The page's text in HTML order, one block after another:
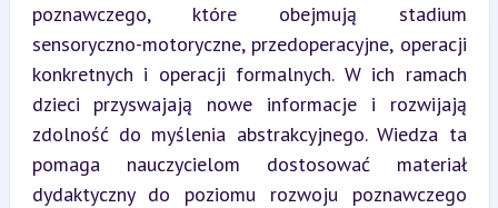
poznawczego, które obejmują stadium
sensoryczno-motoryczne, przedoperacyjne, operacji
konkretnych i operacji formalnych. W ich ramach
dzieci przyswajają nowe informacje i rozwijają
zdolność do myślenia abstrakcyjnego. Wiedza ta
pomaga nauczycielom dostosować materiał
dydaktyczny do poziomu rozwoju poznawczego